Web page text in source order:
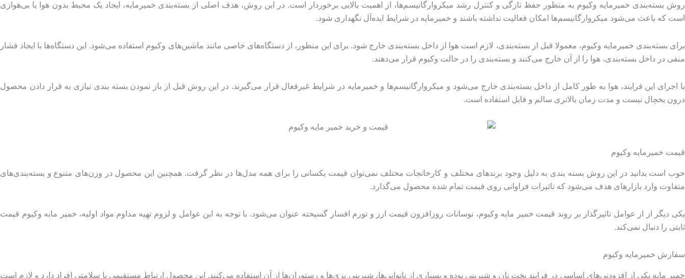
روش بسته‌بندی خمیرمایه وکیوم به منظور حفظ تازگی و کنترل رشد میکروارگانیسم‌ها، از اهمیت بالایی برخوردار است. در این روش، هدف اصلی از بسته‌بندی خمیرمایه، ایجاد یک محیط بدون هوا یا بی‌هوازی
است که باعث می‌شود میکروارگانیسم‌ها امکان فعالیت نداشته باشند و خمیرمایه در شرایط ایده‌آل نگهداری شود.
برای بسته‌بندی خمیرمایه وکیوم، معمولا قبل از بسته‌بندی، لازم است هوا از داخل بسته‌بندی خارج شود. برای این منظور، از دستگاه‌های خاصی مانند ماشین‌های وکیوم استفاده می‌شود. این دستگاه‌ها با ایجاد فشار
منفی در داخل بسته‌بندی، هوا را از آن خارج می‌کنند و بسته‌بندی را در حالت وکیوم قرار می‌دهند.
با اجرای این فرایند، هوا به طور کامل از داخل بسته‌بندی خارج می‌شود و میکروارگانیسم‌ها و خمیرمایه در شرایط غیرفعال قرار می‌گیرند. در این روش قبل از باز نمودن بسته بندی نیازی به قرار دادن محصول
درون یخچال نیست و مدت زمان بالاتری سالم و قابل استفاده است.
قیمت خمیرمایه وکیوم
خوب است بدانید در این روش بسته بندی به دلیل وجود برندهای مختلف و کارخانجات مختلف نمی‌توان قیمت یکسانی را برای همه مدل‌ها در نظر گرفت. همچنین این محصول در وزن‌های متنوع و بسته‌بندی‌های
متفاوت وارد بازارهای هدف می‌شود که تاثیرات فراوانی روی قیمت تمام شده محصول می‌گذارد.
یکی دیگر از از عوامل تاثیرگذار بر روند قیمت خمیر مایه وکیوم، نوسانات روزافزون قیمت ارز و تورم افسار گسیخته عنوان می‌شود. با توجه به این عوامل و لزوم تهیه مداوم مواد اولیه، خمیر مایه وکیوم قیمت
ثابتی را دنبال نمی‌کند.
سفارش خمیرمایه وکیوم
خمیر مایه یکی از افزودنی‌های اساسی در فرایند پخت نان و شیرینی بوده و بسیاری از نانوایی‌ها، شیرینی پزی‌ها و رستوران‌ها از آن استفاده می‌کنند. این محصول ارتباط مستقیمی با سلامتی افراد دارد و لازم است